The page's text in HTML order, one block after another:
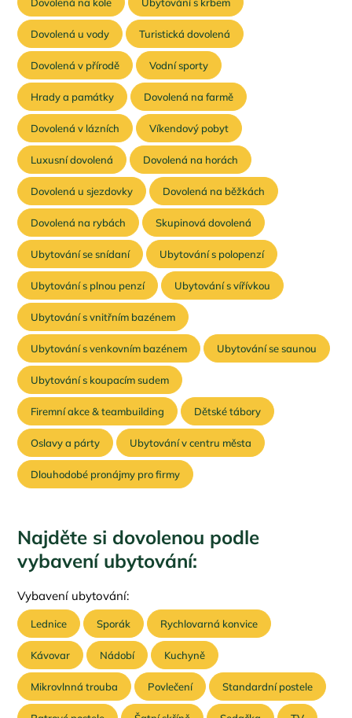
Dovolená u vody Turistická dovolená
Dovolená v přírodě Vodní sporty
Hrady a památky Dovolená na farmě
Dovolená v lázních Víkendový pobyt
Luxusní dovolená Dovolená na horách
Dovolená u sjezdovky Dovolená na běžkách
Dovolená na rybách Skupinová dovolená
Ubytování se snídaní Ubytování s polopenzí
Ubytování s plnou penzí Ubytování s vířívkou
Ubytování s vnitřním bazénem
Ubytování s venkovním bazénem Ubytování se saunou
Ubytování s koupacím sudem
Firemní akce & teambuilding Dětské tábory
Oslavy a párty Ubytování v centru města
Dlouhodobé pronájmy pro firmy
Najděte si dovolenou podle
vybavení ubytování:
Vybavení ubytování:
Lednice Sporák Rychlovarná konvice
Kávovar Nádobí Kuchyně
Mikrovlnná trouba Povlečení Standardní postele